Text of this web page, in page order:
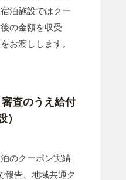
泊施設ではクー
の金額を収受
お渡しします。
のうえ給付
）
のクーポン実績
報告、地域共通ク